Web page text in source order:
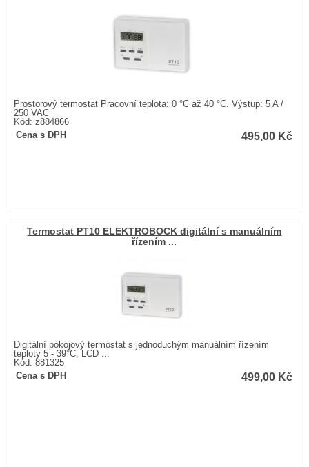
Prostorový termostat Pracovní teplota: 0 °C až 40 °C. Výstup: 5 A /
250 VAC
Kód: z884866
Cena s DPH
495,00 Kč
Termostat PT10 ELEKTROBOCK digitální s manuálním
řízením ...
Digitální pokojový termostat s jednoduchým manuálním řízením
teploty 5 - 39°C, LCD ...
Kód: 881325
Cena s DPH
499,00 Kč